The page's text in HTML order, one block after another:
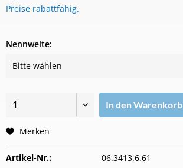
Preise rabattfähig.
Nennweite:
In denWarenkorb
Merken
Artikel-Nr.:
06.3413.6.61